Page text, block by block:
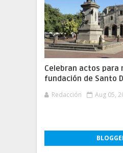
Celebran actos para
fundación de Santo
Redacción Aug 05,